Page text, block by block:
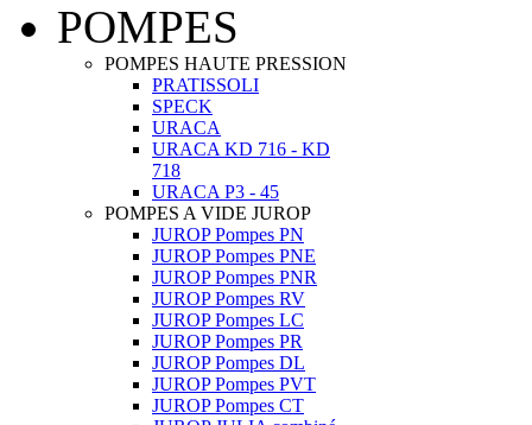
POMPES
POMPES HAUTE PRESSION
PRATISSOLI
SPECK
URACA
URACA KD 716 - KD
718
URACA P3 - 45
POMPES A VIDE JUROP
JUROP Pompes PN
JUROP Pompes PNE
JUROP Pompes PNR
JUROP Pompes RV
JUROP Pompes LC
JUROP Pompes PR
JUROP Pompes DL
JUROP Pompes PVT
JUROP Pompes CT